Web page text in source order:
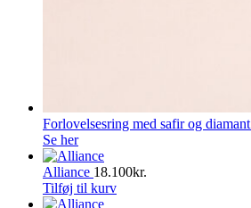
Forlovelsesring med safir og diamant
Se her
Alliance 18.100kr.
Tilføj til kurv